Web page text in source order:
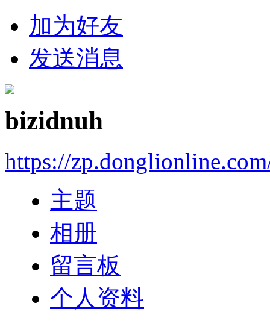
加为好友
发送消息
bizidnuh
https://
主题
相册
留言板
个人资料